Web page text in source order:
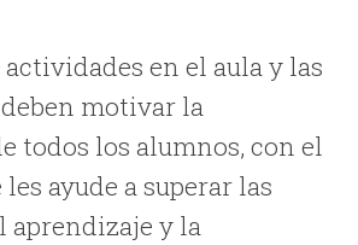
en el aula y las
motivar la
todos los alumnos, con el
ayude a superar las
aprendizaje y la